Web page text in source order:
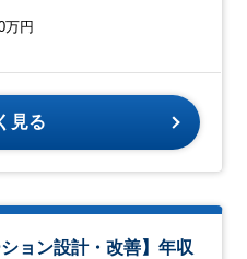
万円
見る
ョン設計・改善】年収